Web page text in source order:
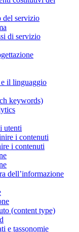
del servizio
di servizio
il linguaggio
keywords)
utenti
i contenuti
i contenuti
dell’informazione
(content type)
e tassonomie